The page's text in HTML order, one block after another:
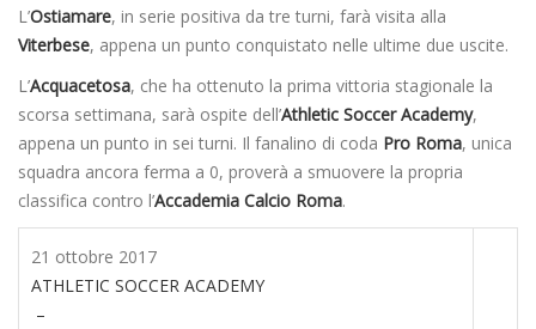
L’Ostiamare, in serie positiva da tre turni, farà visita alla
Viterbese, appena un punto conquistato nelle ultime due uscite.
L’Acquacetosa, che ha ottenuto la prima vittoria stagionale la
scorsa settimana, sarà ospite dell’Athletic Soccer Academy,
appena un punto in sei turni. Il fanalino di coda Pro Roma, unica
squadra ancora ferma a 0, proverà a smuovere la propria
classifica contro l’Accademia Calcio Roma.
21 ottobre 2017
ATHLETIC SOCCER ACADEMY
–